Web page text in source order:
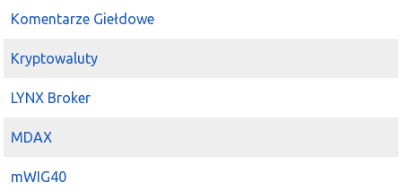
Komentarze Giełdowe
Kryptowaluty
LYNX Broker
MDAX
mWIG40